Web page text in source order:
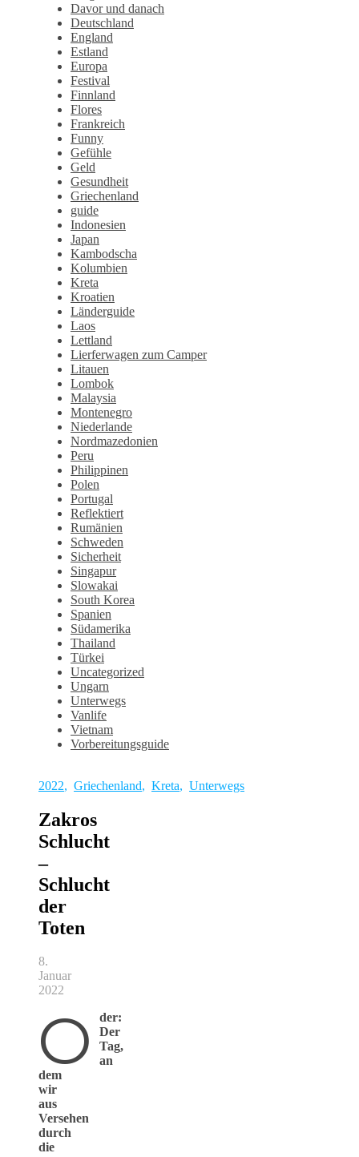
Davor und danach
Deutschland
England
Estland
Europa
Festival
Finnland
Flores
Frankreich
Funny
Gefühle
Geld
Gesundheit
Griechenland
guide
Indonesien
Japan
Kambodscha
Kolumbien
Kreta
Kroatien
Länderguide
Laos
Lettland
Lierferwagen zum Camper
Litauen
Lombok
Malaysia
Montenegro
Niederlande
Nordmazedonien
Peru
Philippinen
Polen
Portugal
Reflektiert
Rumänien
Schweden
Sicherheit
Singapur
Slowakai
South Korea
Spanien
Südamerika
Thailand
Türkei
Uncategorized
Ungarn
Unterwegs
Vanlife
Vietnam
Vorbereitungsguide
2022, Griechenland, Kreta, Unterwegs
Zakros
Schlucht
–
Schlucht
der
Toten
8.
Januar
2022
O
der:
Der
Tag,
an
dem
wir
aus
Versehen
durch
die